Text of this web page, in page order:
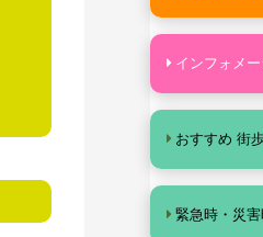
インフォメ
おすすめ 街
緊急時・災